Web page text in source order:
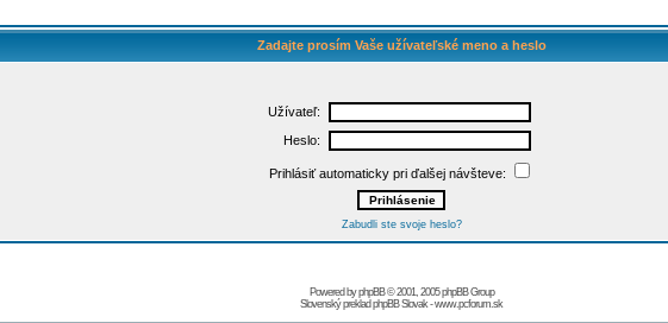
Zadajte prosím Vaše užívateľské meno a heslo
Užívateľ:
Heslo:
Prihlásiť automaticky pri ďalšej návšteve:
Zabudli ste svoje heslo?
Powered byphpBB© 2001, 2005 phpBB Group
Slovenský preklad phpBB Slovak-www.pcforum.sk